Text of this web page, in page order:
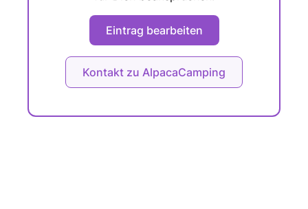
Eintrag bearbeiten
Kontakt zu AlpacaCamping